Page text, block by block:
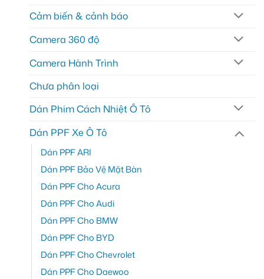
Cảm biến & cảnh báo
Camera 360 độ
Camera Hành Trình
Chưa phân loại
Dán Phim Cách Nhiệt Ô Tô
Dán PPF Xe Ô Tô
Dán PPF ARI
Dán PPF Bảo Vệ Mặt Bàn
Dán PPF Cho Acura
Dán PPF Cho Audi
Dán PPF Cho BMW
Dán PPF Cho BYD
Dán PPF Cho Chevrolet
Dán PPF Cho Daewoo